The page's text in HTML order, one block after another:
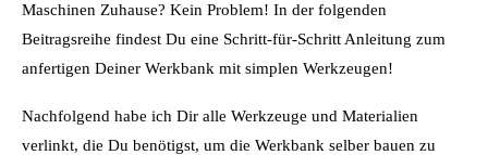
Maschinen Zuhause? Kein Problem! In der folgenden
Beitragsreihe findest Du eine Schritt-für-Schritt Anleitung zum
anfertigen Deiner Werkbank mit simplen Werkzeugen!
Nachfolgend habe ich Dir alle Werkzeuge und Materialien
verlinkt, die Du benötigst, um die Werkbank selber bauen zu